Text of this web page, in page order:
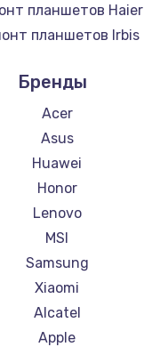
планшетов Haier
планшетов Irbis
планшетов Microsoft
планшетов BlackView
планшетов Amazon
планшетов Aquarius
планшетов Philips
планшетов Dell
планшетов HP
планшетов Getac
планшетов ZTE
планшетов Google
планшетов Navitel
Бренды
Acer
Asus
Huawei
Honor
Lenovo
MSI
Samsung
Xiaomi
Alcatel
Apple